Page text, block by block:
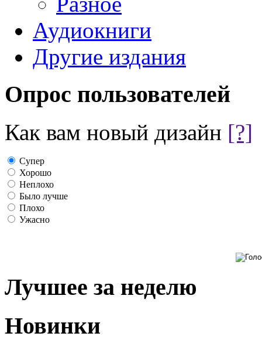
Аудиокниги
Другие издания
Опрос пользователей
Как вам новый дизайн [?]
Супер
Хорошо
Неплохо
Было лучше
Плохо
Ужасно
Лучшее за неделю
Новинки